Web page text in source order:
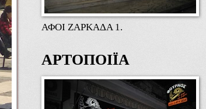
ΑΦΟΙ ΖΑΡΚΑΔΑ 1.
ΑΡΤΟΠΟΙΪΑ